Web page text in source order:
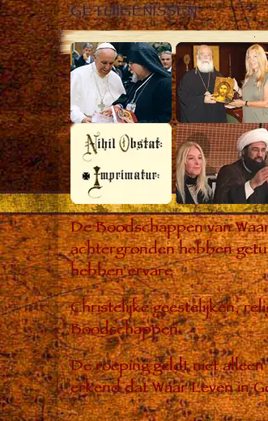
GETUIGENISSEN
De Boodschappen van
achtergronden hebben
hebben ervare
Christelijke geestelijken,
Boodschappen.
De roeping geldt niet
erkend dat Waar Leven in